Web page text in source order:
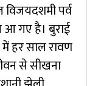
पर्व
आ गए है। बुराई
हर साल रावण
से सीखना